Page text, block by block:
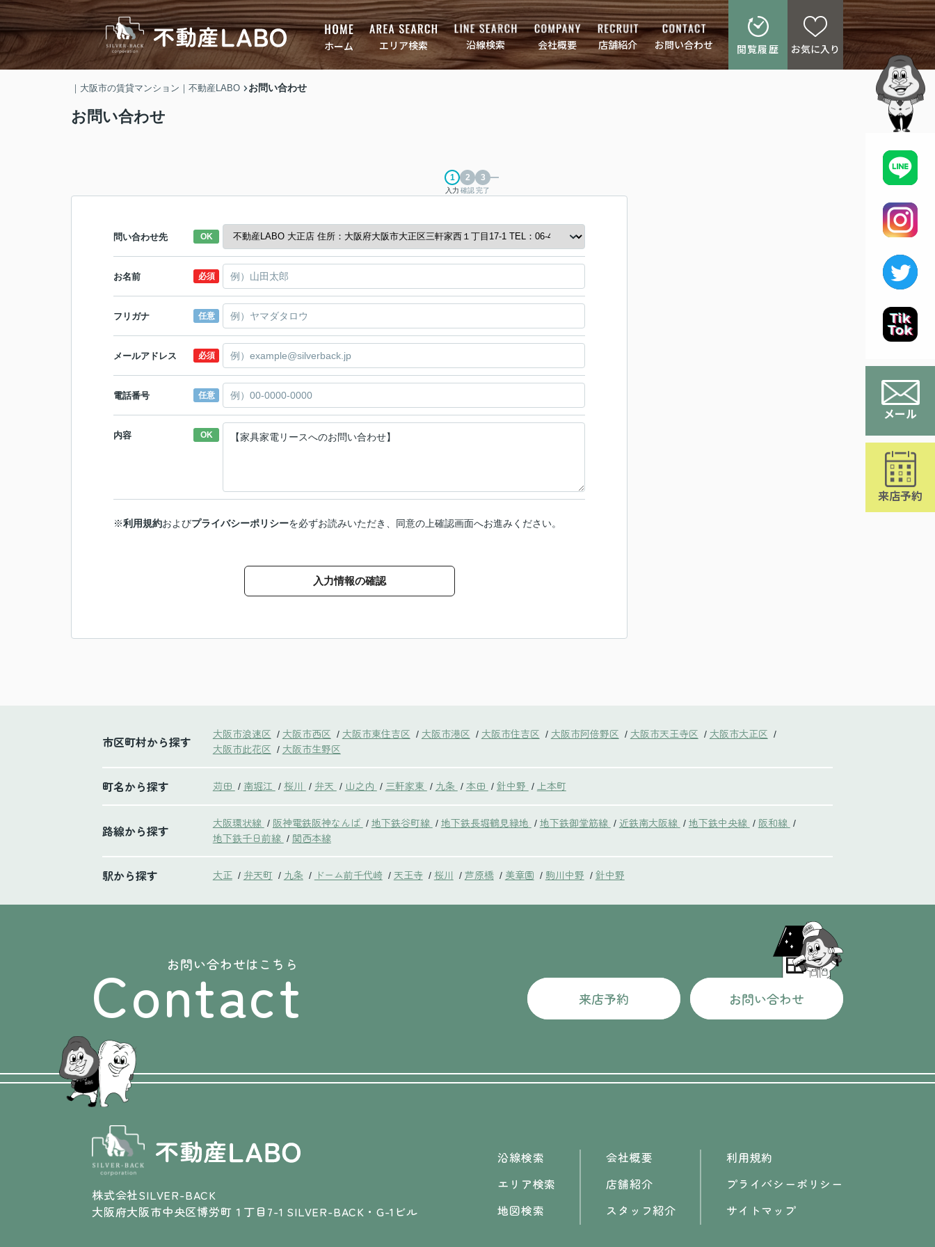
ホーム エリア検索 沿線検索 会社概要 店舗紹介 お問い合わせ 閲覧履歴 お気に入り
メール
来店予約
｜大阪市の賃貸マンション｜不動産LABO お問い合わせ
お問い合わせ
入力 確認完了
問い合わせ先 OK
お名前 必須
フリガナ 任意
メールアドレス 必須
電話番号 任意
内容 OK
※利用規約およびプライバシーポリシーを必ずお読みいただき、同意の上確認画面へお進みください。
入力情報の確認
市区町村から探す 大阪市浪速区 / 大阪市西区 / 大阪市東住吉区 / 大阪市港区 / 大阪市住吉区 / 大阪市阿倍野区 / 大阪市天王寺区 / 大阪市大正区 /
大阪市此花区 / 大阪市生野区
町名から探す 苅田 / 南堀江 / 桜川 / 弁天 / 山之内 / 三軒家東 / 九条 / 本田 / 針中野 / 上本町
路線から探す 大阪環状線 / 阪神電鉄阪神なんば / 地下鉄谷町線 / 地下鉄長堀鶴見緑地 / 地下鉄御堂筋線 / 近鉄南大阪線 / 地下鉄中央線 / 阪和線 /
地下鉄千日前線 / 関西本線
駅から探す 大正 / 弁天町 / 九条 / ドーム前千代崎 / 天王寺 / 桜川 / 芦原橋 / 美章園 / 駒川中野 / 針中野
お問い合わせはこちら
Contact 来店予約 お問い合わせ
株式会社SILVER-BACK
大阪府大阪市中央区博労町１丁目7-1 SILVER-BACK・G-1ビル
沿線検索
エリア検索
地図検索
会社概要
店舗紹介
スタッフ紹介
利用規約
プライバシーポリシー
サイトマップ